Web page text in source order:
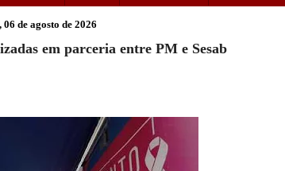
de agosto de 2026
em parceria entre PM e Sesab